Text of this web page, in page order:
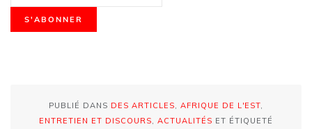
PUBLIÉ DANS DES ARTICLES, AFRIQUE DE L'EST,
ENTRETIEN ET DISCOURS, ACTUALITÉS ET ÉTIQUETÉ